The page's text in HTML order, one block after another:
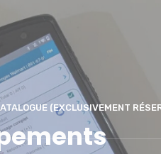
(EXCLUSIVEMENT